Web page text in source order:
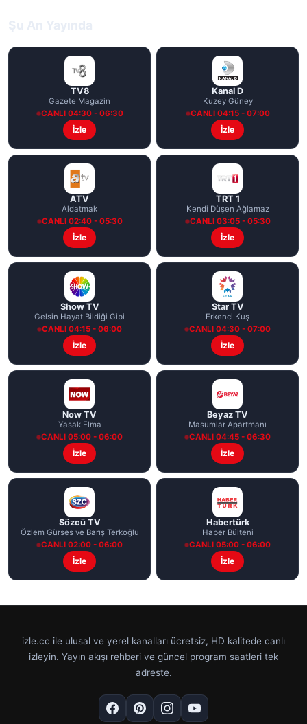
TV8
Gazete Magazin
CANLI 04:30 - 06:30
İzle
Kanal D
Kuzey Güney
CANLI 04:15 - 07:00
İzle
ATV
Aldatmak
CANLI 02:40 - 05:30
İzle
TRT 1
Kendi Düşen Ağlamaz
CANLI 03:05 - 05:30
İzle
Show TV
Gelsin Hayat Bildiği Gibi
CANLI 04:15 - 06:00
İzle
Star TV
Erkenci Kuş
CANLI 04:30 - 07:00
İzle
Now TV
Yasak Elma
CANLI 05:00 - 06:00
İzle
Beyaz TV
Masumlar Apartmanı
CANLI 04:45 - 06:30
İzle
Sözcü TV
Özlem Gürses ve Barış Terkoğlu
CANLI 02:00 - 06:00
İzle
Habertürk
Haber Bülteni
CANLI 05:00 - 06:00
İzle
izle.cc ile ulusal ve yerel kanalları ücretsiz, HD kalitede canlı
izleyin. Yayın akışı rehberi ve güncel program saatleri tek
adreste.